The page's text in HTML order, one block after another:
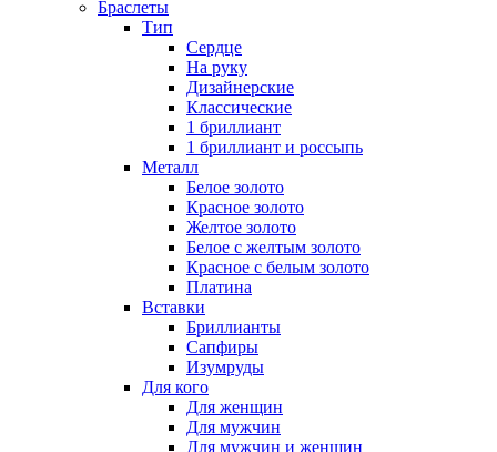
Браслеты
Тип
Сердце
На руку
Дизайнерские
Классические
1 бриллиант
1 бриллиант и россыпь
Металл
Белое золото
Красное золото
Желтое золото
Белое с желтым золото
Красное с белым золото
Платина
Вставки
Бриллианты
Сапфиры
Изумруды
Для кого
Для женщин
Для мужчин
Для мужчин и женщин